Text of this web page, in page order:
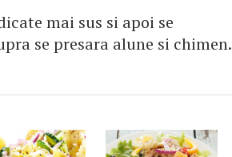
mai sus si apoi se
se presara alune si chimen.